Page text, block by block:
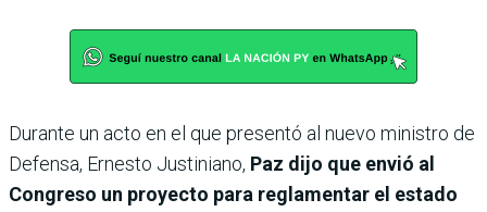
Durante un acto en el que presentó al nuevo ministro de
Defensa, Ernesto Justiniano, Paz dijo que envió al
Congreso un proyecto para reglamentar el estado